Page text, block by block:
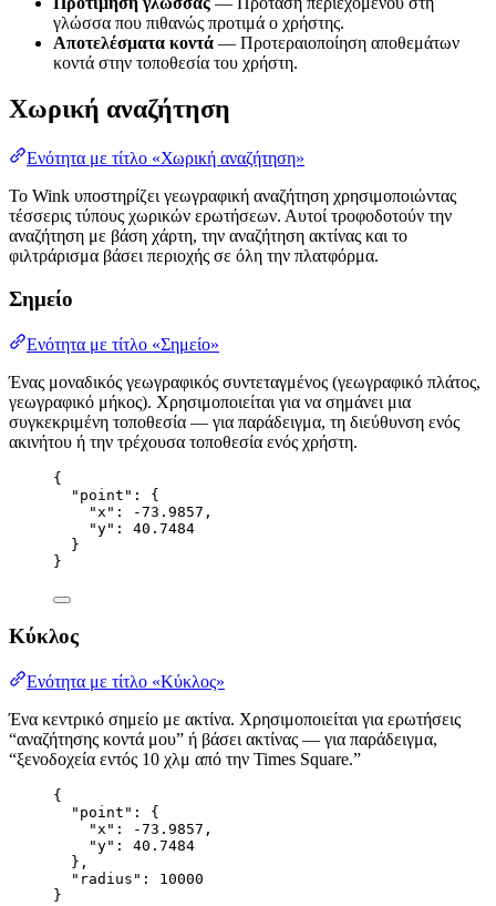
γλώσσα που πιθανώς προτιμά ο χρήστης.
Αποτελέσματα κοντά — Προτεραιοποίηση αποθεμάτων
κοντά στην τοποθεσία του χρήστη.
Χωρική αναζήτηση
Ενότητα με τίτλο «Χωρική αναζήτηση»
Το Wink υποστηρίζει γεωγραφική αναζήτηση χρησιμοποιώντας
τέσσερις τύπους χωρικών ερωτήσεων. Αυτοί τροφοδοτούν την
αναζήτηση με βάση χάρτη, την αναζήτηση ακτίνας και το
φιλτράρισμα βάσει περιοχής σε όλη την πλατφόρμα.
Σημείο
Ενότητα με τίτλο «Σημείο»
Ένας μοναδικός γεωγραφικός συντεταγμένος (γεωγραφικό πλάτος,
γεωγραφικό μήκος). Χρησιμοποιείται για να σημάνει μια
συγκεκριμένη τοποθεσία — για παράδειγμα, τη διεύθυνση ενός
ακινήτου ή την τρέχουσα τοποθεσία ενός χρήστη.
{
"point" : {
"x" : -73.9857 ,
"y" : 40.7484
}
}
Κύκλος
Ενότητα με τίτλο «Κύκλος»
Ένα κεντρικό σημείο με ακτίνα. Χρησιμοποιείται για ερωτήσεις
“αναζήτησης κοντά μου” ή βάσει ακτίνας — για παράδειγμα,
“ξενοδοχεία εντός 10 χλμ από την Times Square.”
{
"point" : {
"x" : -73.9857 ,
"y" : 40.7484
},
"radius" : 10000
}